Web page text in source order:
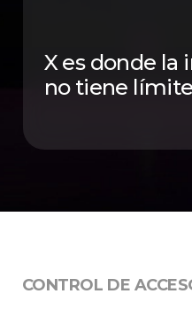
X es donde la
no tiene
CONTROL DE